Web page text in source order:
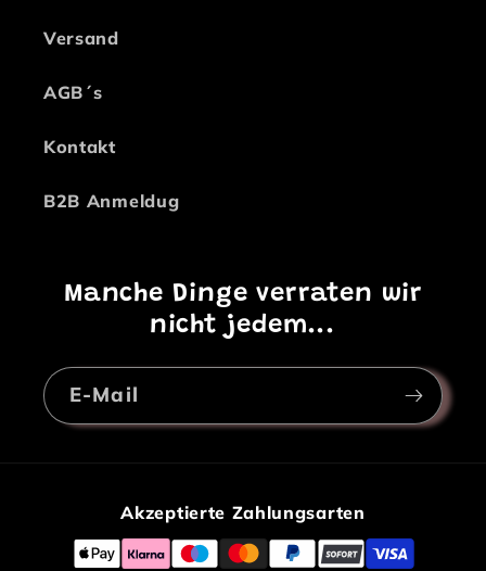
Versand
AGB´s
Kontakt
B2B Anmeldug
Manche Dinge verraten wir
nicht jedem...
E-Mail
Akzeptierte Zahlungsarten